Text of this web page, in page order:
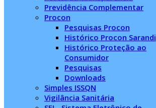
Previdência Complementar
Procon
Pesquisas Procon
Histórico Procon Sarandi
Histórico Proteção ao
Consumidor
Pesquisas
Downloads
Simples ISSQN
Vigilância Sanitária